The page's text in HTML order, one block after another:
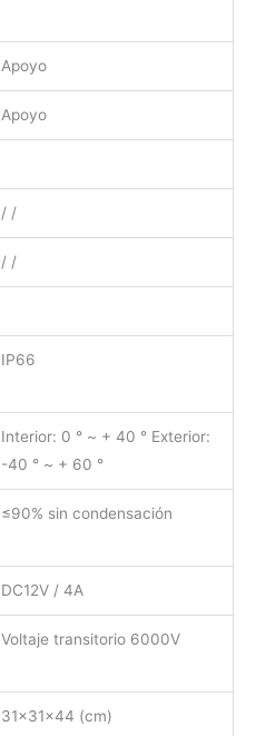
Apoyo
Apoyo
/ /
/ /
IP66
Interior: 0 ° ~ + 40 ° Exterior:
-40 ° ~ + 60 °
≤90% sin condensación
DC12V / 4A
Voltaje transitorio 6000V
31x31x44 (cm)